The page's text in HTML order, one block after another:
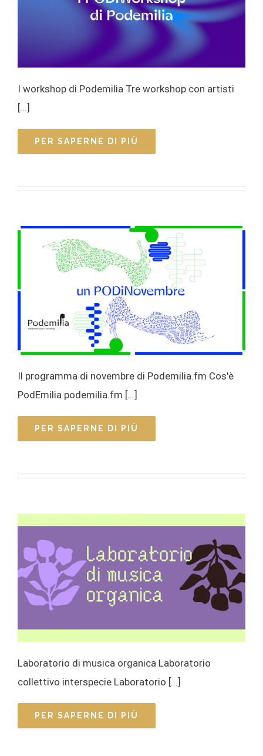
I workshop di Podemilia Tre workshop con artisti
[...]
PER SAPERNE DI PIÙ
Il programma di novembre di Podemilia.fm Cos'è
PodEmilia podemilia.fm [...]
PER SAPERNE DI PIÙ
Laboratorio di musica organica Laboratorio
collettivo interspecie Laboratorio [...]
PER SAPERNE DI PIÙ